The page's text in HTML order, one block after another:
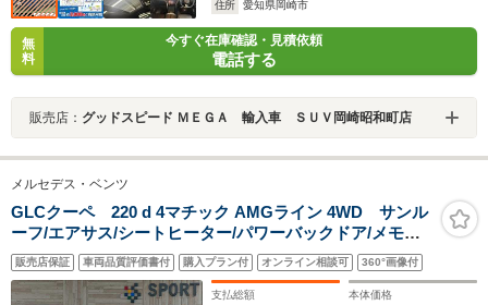
住所
愛知県岡崎市
無
料
今すぐ在庫確認・見積依頼
電話する
販売店： グッドスピード ＭＥＧＡ 輸入車 ＳＵＶ岡崎昭和町店
メルセデス・ベンツ
GLCクーペ 220 d 4マチック AMGライン 4WD サンル
ーフ/エアサス/シートヒーター/パワーバックドア/メモリ
ー付きパワーシート/アダプティブクルーズコントロール/
ブラインドスポットモニター/フルセグTV/全方位カメラ/
ワイヤレス充電/ETC車載器/LEDヘッド
販売店保証 車両品質評価書付 購入プラン付 オンライン相談可 360°画像付
支払総額 本体価格